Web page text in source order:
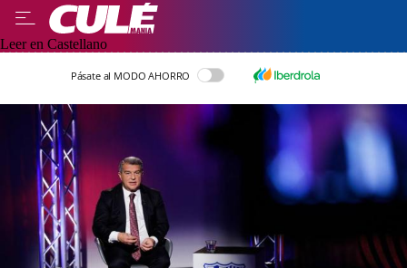
Leer en Castellano
Pásate al MODO AHORRO